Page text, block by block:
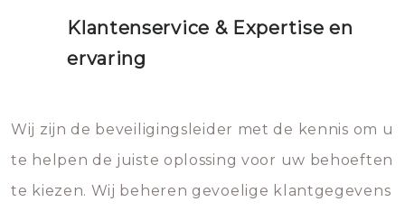
Klantenservice & Expertise en
ervaring
Wij zijn de beveiligingsleider met de kennis om u
te helpen de juiste oplossing voor uw behoeften
te kiezen. Wij beheren gevoelige klantgegevens